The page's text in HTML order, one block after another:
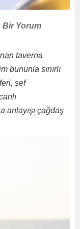
Bir Yorum
taverna
bununla sınırlı
şef
anlayışı çağdaş